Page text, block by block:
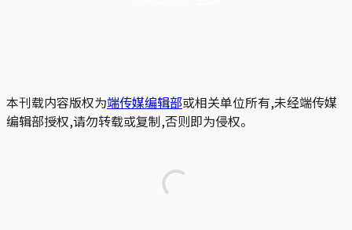
本刊载内容版权为端传媒编辑部或相关单位所有,未经端传媒
编辑部授权,请勿转载或复制,否则即为侵权。